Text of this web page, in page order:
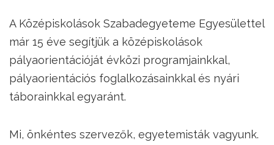
A Középiskolások Szabadegyeteme Egyesülettel
már 15 éve segítjük a középiskolások
pályaorientációját évközi programjainkkal,
pályaorientációs foglalkozásainkkal és nyári
táborainkkal egyaránt.
Mi, önkéntes szervezők, egyetemisták vagyunk.